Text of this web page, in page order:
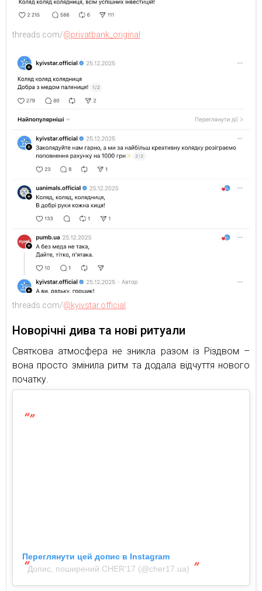
threads.com/@privatbank_original
threads.com/@kyivstar.official
Новорічні дива та нові ритуали
Святкова атмосфера не зникла разом із Різдвом –
вона просто змінила ритм та додала відчуття нового
початку.
Переглянути цей допис в Instagram
Допис, поширений CHER’17 (@cher17.ua)